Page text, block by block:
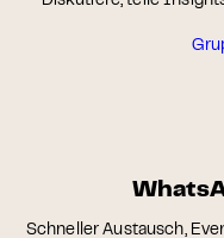
Schneller Austausch,